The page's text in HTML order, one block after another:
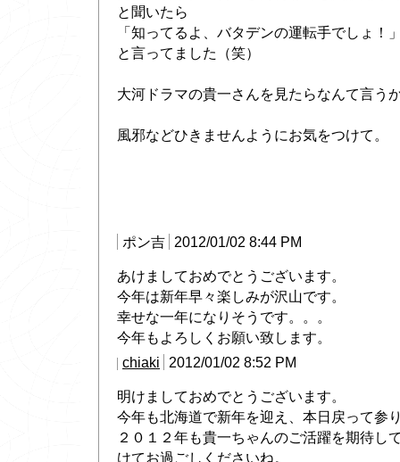
と聞いたら
「知ってるよ、バタデンの運転手でしょ！
と言ってました（笑）
大河ドラマの貴一さんを見たらなんて言う
風邪などひきませんようにお気をつけて。
ポン吉 2012/01/02 8:44 PM
あけましておめでとうございます。
今年は新年早々楽しみが沢山です。
幸せな一年になりそうです。。。
今年もよろしくお願い致します。
chiaki
2012/01/02 8:52 PM
明けましておめでとうございます。
今年も北海道で新年を迎え、本日戻って参
２０１２年も貴一ちゃんのご活躍を期待し
けてお過ごしくださいね。